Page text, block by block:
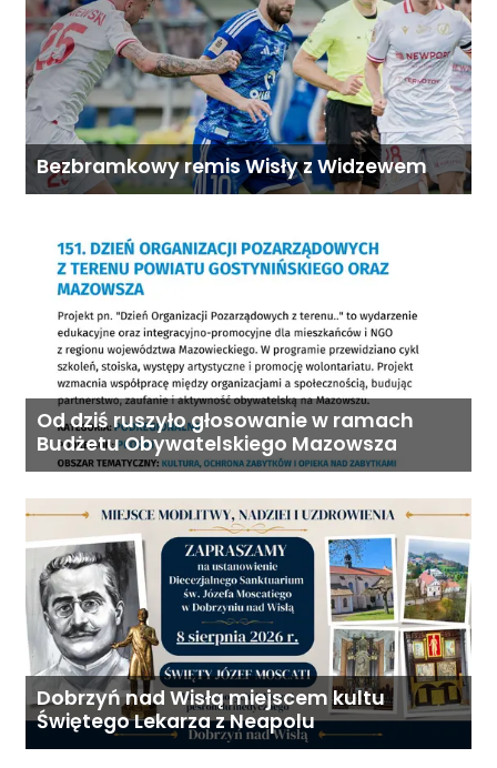
Bezbramkowy remis Wisły z Widzewem
Od dziś ruszyło głosowanie w ramach
Budżetu Obywatelskiego Mazowsza
Dobrzyń nad Wisłą miejscem kultu
Świętego Lekarza z Neapolu